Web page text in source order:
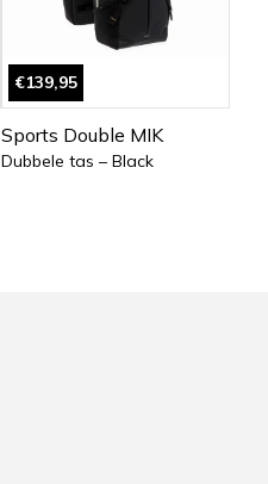
€139,95
Sports Double MIK
Dubbele tas – Black